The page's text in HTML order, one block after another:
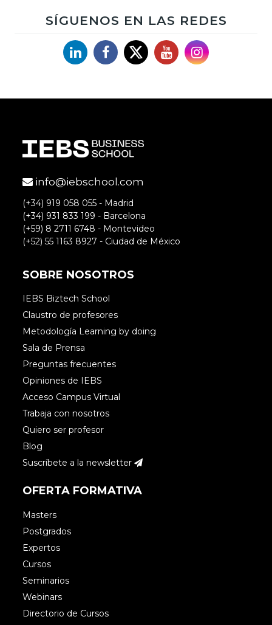
SÍGUENOS EN LAS REDES
LinkedinFacebook
X YouTubeInstagram
info@iebschool.com
(+34) 919 058 055 - Madrid
(+34) 931 833 199 - Barcelona
(+59) 8 2711 6748 - Montevideo
(+52) 55 1163 8927 - Ciudad de México
SOBRE NOSOTROS
IEBS Biztech School
Claustro de profesores
Metodología Learning by doing
Sala de Prensa
Preguntas frecuentes
Opiniones de IEBS
Acceso Campus Virtual
Trabaja con nosotros
Quiero ser profesor
Blog
Suscríbete a la newsletter
OFERTA FORMATIVA
Masters
Postgrados
Expertos
Cursos
Seminarios
Webinars
Directorio de Cursos